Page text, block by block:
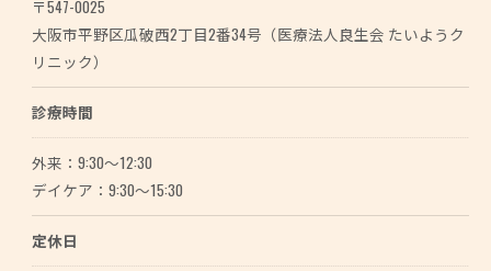
〒547-0025
大阪市平野区瓜破西2丁目2番34号（医療法人良生会 たいようク
リニック）
診療時間
外来：9:30～12:30
デイケア：9:30～15:30
定休日